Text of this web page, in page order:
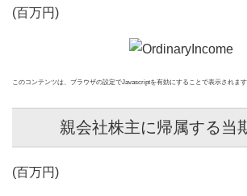
ウイルプラスエンハンス株式会社
株式会社ENG
所有権解除
(百万円)
このコンテンツは、ブラウザの設定でJavascriptを有効にすることで表示されます
親会社株主に帰属する当
(百万円)